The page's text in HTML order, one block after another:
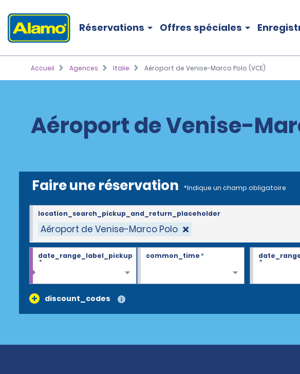
Réservations Offres spéciales
Accueil Agences Italie Aéroport de Venise-Marco Polo (VCE)
Aéroport de Venise-
Faire une réservation *Indique un champ obligatoire
Aéroport de Venise-Marco Polo
location_search_pickup_and_return_placeholder
date_range_label_pickup
*
common_time*
*
discount_codes